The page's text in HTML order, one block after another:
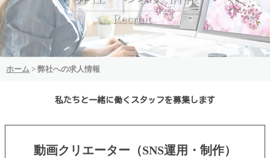
ホーム > 弊社への求人情報
私たちと一緒に働くスタッフを募集します
動画クリエーター（SNS運用・制作）